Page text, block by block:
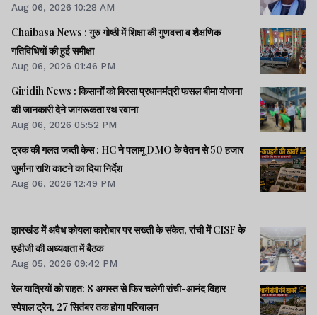
Aug 06, 2026 10:28 AM
Chaibasa News : गुरु गोष्ठी में शिक्षा की गुणवत्ता व शैक्षणिक
गतिविधियों की हुई समीक्षा
Aug 06, 2026 01:46 PM
Giridih News : किसानों को बिरसा प्रधानमंत्री फसल बीमा योजना
की जानकारी देने जागरूकता रथ रवाना
Aug 06, 2026 05:52 PM
ट्रक की गलत जब्ती केस : HC ने पलामू DMO के वेतन से 50 हजार
जुर्माना राशि काटने का दिया निर्देश
Aug 06, 2026 12:49 PM
झारखंड में अवैध कोयला कारोबार पर सख्ती के संकेत, रांची में CISF के
एडीजी की अध्यक्षता में बैठक
Aug 05, 2026 09:42 PM
रेल यात्रियों को राहत: 8 अगस्त से फिर चलेगी रांची-आनंद विहार
स्पेशल ट्रेन, 27 सितंबर तक होगा परिचालन